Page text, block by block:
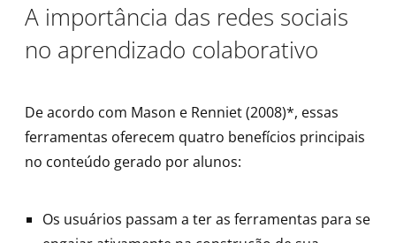
A importância das redes sociais
no aprendizado colaborativo
De acordo com Mason e Renniet (2008)*, essas
ferramentas oferecem quatro benefícios principais
no conteúdo gerado por alunos:
Os usuários passam a ter as ferramentas para se